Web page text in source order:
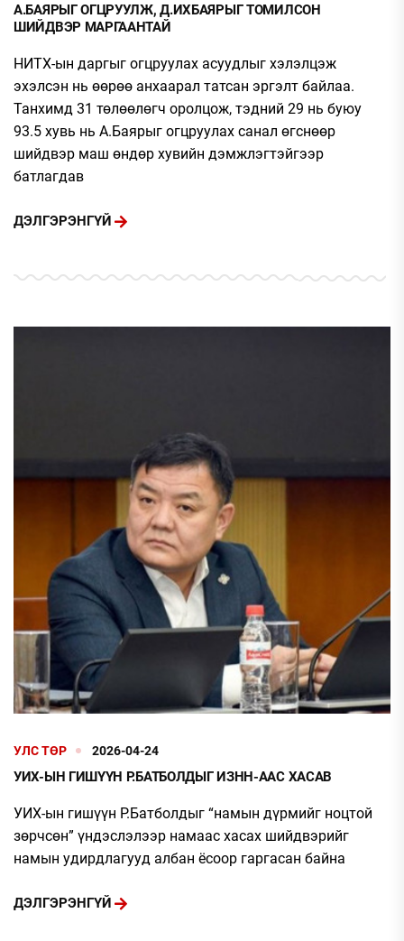
А.БАЯРЫГ ОГЦРУУЛЖ, Д.ИХБАЯРЫГ ТОМИЛСОН
ШИЙДВЭР МАРГААНТАЙ
НИТХ-ын даргыг огцруулах асуудлыг хэлэлцэж
эхэлсэн нь өөрөө анхаарал татсан эргэлт байлаа.
Танхимд 31 төлөөлөгч оролцож, тэдний 29 нь буюу
93.5 хувь нь А.Баярыг огцруулах санал өгснөөр
шийдвэр маш өндөр хувийн дэмжлэгтэйгээр
батлагдав
ДЭЛГЭРЭНГҮЙ
УЛС ТӨР 2026-04-24
УИХ-ЫН ГИШҮҮН Р.БАТБОЛДЫГ ИЗНН-ААС ХАСАВ
УИХ-ын гишүүн Р.Батболдыг “намын дүрмийг ноцтой
зөрчсөн” үндэслэлээр намаас хасах шийдвэрийг
намын удирдлагууд албан ёсоор гаргасан байна
ДЭЛГЭРЭНГҮЙ